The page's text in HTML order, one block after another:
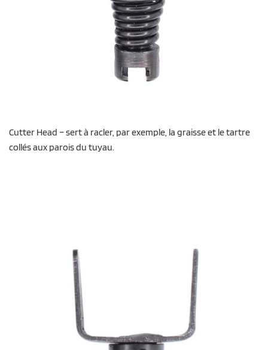
Cutter Head – sert à racler, par exemple, la graisse et le tartre
collés aux parois du tuyau.